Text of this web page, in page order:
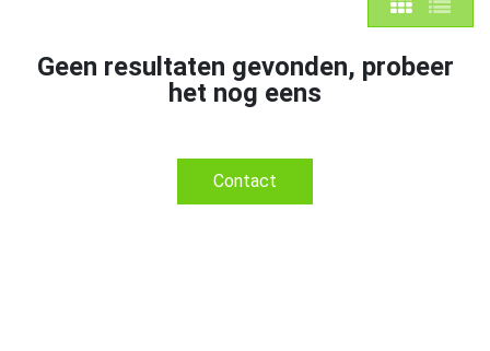
Geen resultaten gevonden, probeer
het nog eens
Contact